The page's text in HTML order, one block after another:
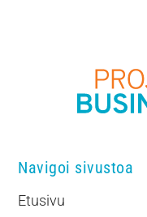
Navigoi sivustoa
Etusivu